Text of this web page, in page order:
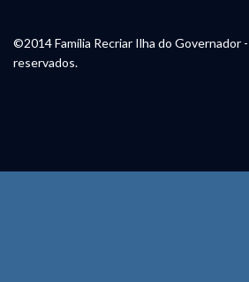
©2014 Família Recriar Ilha do Governador
reservados.